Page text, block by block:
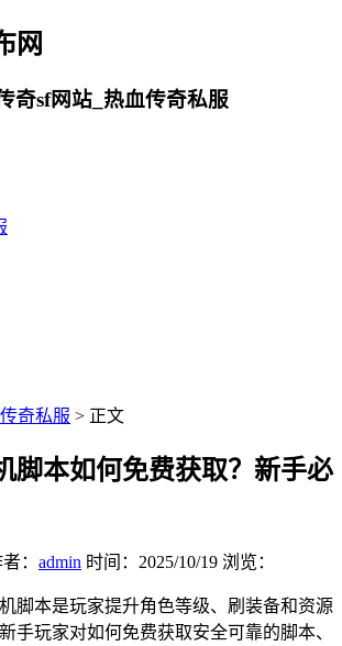
网
奇sf网站_热血传奇私服
传奇私服 > 正文
脚本如何免费获取？新手必
： admin 时间： 2025/10/19 浏览：
脚本是玩家提升角色等级、刷装备和资源
手玩家对如何免费获取安全可靠的脚本、